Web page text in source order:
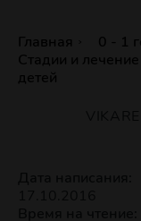
Главная
0 - 1
Стадии и
детей